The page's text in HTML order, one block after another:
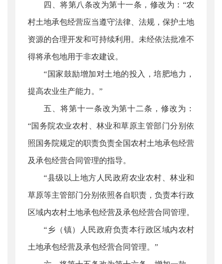
四、将第八条改为第十一条，修改为：“农
村土地承包经营应当遵守法律、法规，保护土地
资源的合理开发和可持续利用。未经依法批准不
得将承包地用于非农建设。
“国家鼓励增加对土地的投入，培肥地力，
提高农业生产能力。”
五、将第十一条改为第十二条，修改为：
“国务院农业农村、林业和草原主管部门分别依
照国务院规定的职责负责全国农村土地承包经营
及承包经营合同管理的指导。
“县级以上地方人民政府农业农村、林业和
草原等主管部门分别依照各自职责，负责本行政
区域内农村土地承包经营及承包经营合同管理。
“乡（镇）人民政府负责本行政区域内农村
土地承包经营及承包经营合同管理。”